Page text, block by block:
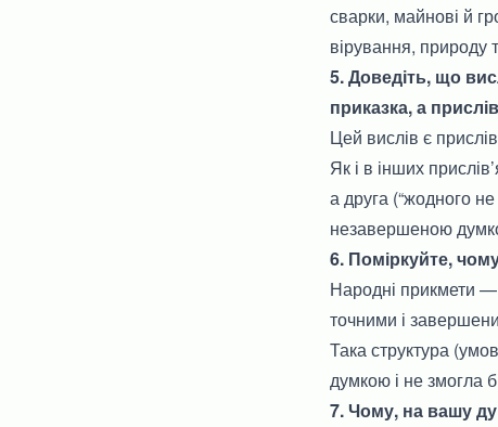
сварки, майнові й
вірування, природу
5. Доведіть, що
приказка, а
Цей вислів є
Як і в інших
а друга (“жодного
незавершеною
6. Поміркуйте,
Народні прикмети —
точними і
Така структура
думкою і не змогла
7. Чому, на вашу